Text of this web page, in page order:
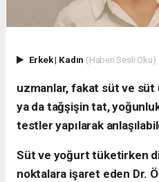
Erkek| Kadın (Haberi Sesli Oku)
uzmanlar, fakat süt ve süt
ya da tağşişin tat,
testler yapılarak
Süt ve yoğurt tüketirken
noktalara işaret eden Dr.